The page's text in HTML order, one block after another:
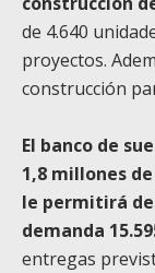
de 4.640
proyectos.
construcción
El banco de
1,8 millones
le permitirá
demanda
entregas